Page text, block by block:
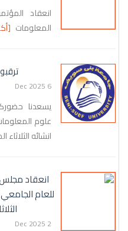
انعقاد
المعلومات
6 Dec 2025
يسعدنا
انشائه الثلاثاء
2 Dec 2025